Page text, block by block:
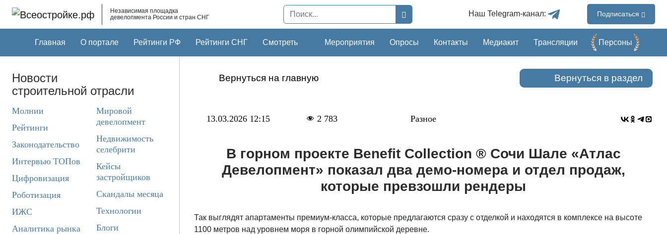
Независимая площадка
девелопмента России и стран СНГ
Наш Telegram-канал: Подписаться
Главная О портале Рейтинги РФ Рейтинги СНГ Смотреть Мероприятия Опросы Контакты Медиакит Трансляции Перcоны
Новости
строительной отрасли
Молнии
Рейтинги
Законодательство
Интервью ТОПов
Цифровизация
Роботизация
ИЖС
Аналитика рынка
Мировой
девелопмент
Недвижимость
селебрити
Кейсы
застройщиков
Скандалы месяца
Технологии
Блоги
Вернуться на главную Вернуться в раздел
13.03.2026 12:15 2 783 Разное
В горном проекте Benefit Collection ® Сочи Шале «Атлас
Девелопмент» показал два демо-номера и отдел продаж,
которые превзошли рендеры
Так выглядят апартаменты премиум-класса, которые предлагаются сразу с отделкой и находятся в комплексе на высоте
1100 метров над уровнем моря в горной олимпийской деревне.